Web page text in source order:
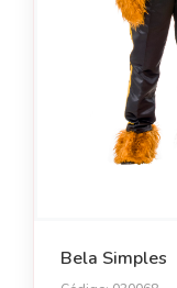
Bela Simples